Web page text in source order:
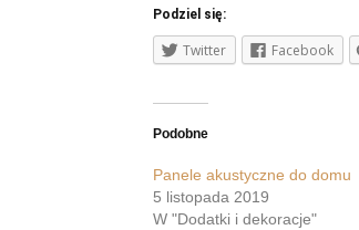
Podziel się:
Twitter Facebook
Podobne
Panele akustyczne do domu
5 listopada 2019
W "Dodatki i dekoracje"